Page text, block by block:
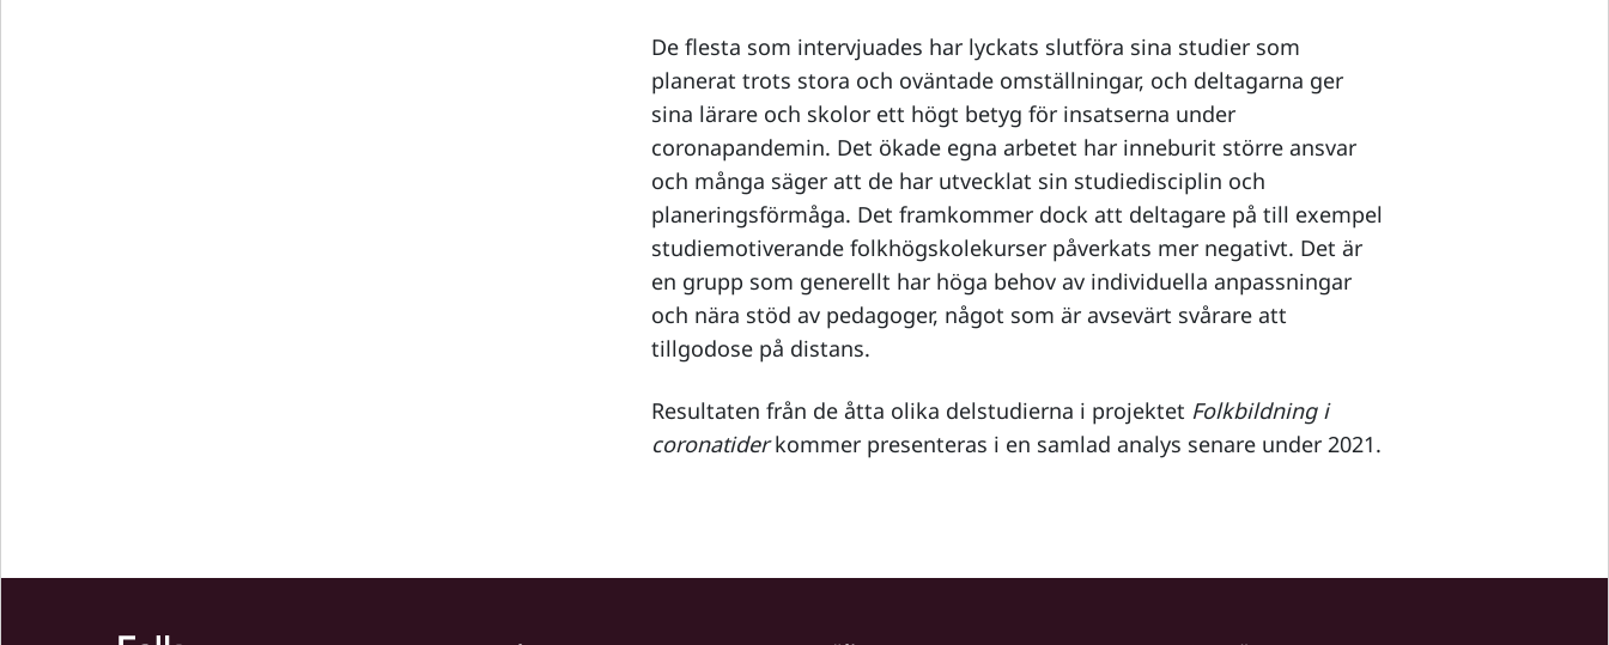
De flesta som intervjuades har lyckats slutföra sina studier som
planerat trots stora och oväntade omställningar, och deltagarna ger
sina lärare och skolor ett högt betyg för insatserna under
coronapandemin. Det ökade egna arbetet har inneburit större ansvar
och många säger att de har utvecklat sin studiedisciplin och
planeringsförmåga. Det framkommer dock att deltagare på till exempel
studiemotiverande folkhögskolekurser påverkats mer negativt. Det är
en grupp som generellt har höga behov av individuella anpassningar
och nära stöd av pedagoger, något som är avsevärt svårare att
tillgodose på distans.
Resultaten från de åtta olika delstudierna i projektet Folkbildning i
coronatiderkommer presenteras i en samlad analys senare under 2021.